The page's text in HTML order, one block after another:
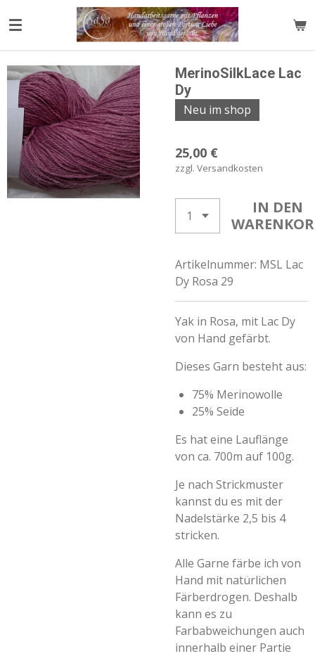
Hauptinhalt
MerinoSilkLace Lac
Dy
Neu im shop
25,00 €
zzgl. Versandkosten
IN DEN
Artikelnummer: MSL Lac
Dy Rosa 29
Yak in Rosa, mit Lac Dy
von Hand gefärbt.
Dieses Garn besteht aus:
75% Merinowolle
25% Seide
Es hat eine Lauflänge
von ca. 700m auf 100g.
Je nach Strickmuster
kannst du es mit der
Nadelstärke 2,5 bis 4
stricken.
Alle Garne färbe ich von
Hand mit natürlichen
Färberdrogen. Deshalb
kann es zu
Farbabweichungen auch
innerhalb einer Partie